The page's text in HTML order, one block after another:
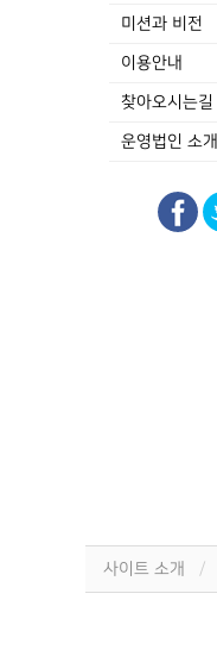
미션과 비전
이용안내
찾아오시는길
운영법인 소개
사이트 소개